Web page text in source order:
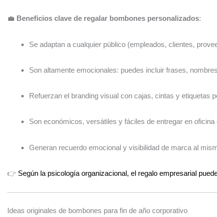
💼 Beneficios clave de regalar bombones personalizados:
Se adaptan a cualquier público (empleados, clientes,
Son altamente emocionales: puedes incluir frases,
Refuerzan el branding visual con cajas, cintas y etiquetas
Son económicos, versátiles y fáciles de entregar en oficina
Generan recuerdo emocional y visibilidad de marca al
👉 Según la psicología organizacional, el regalo empresarial
Ideas originales de bombones para fin de año corporativo